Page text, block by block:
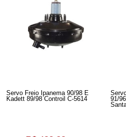
Servo Freio Ipanema 90/98 E
Kadett 89/98 Controil C-5614
91/